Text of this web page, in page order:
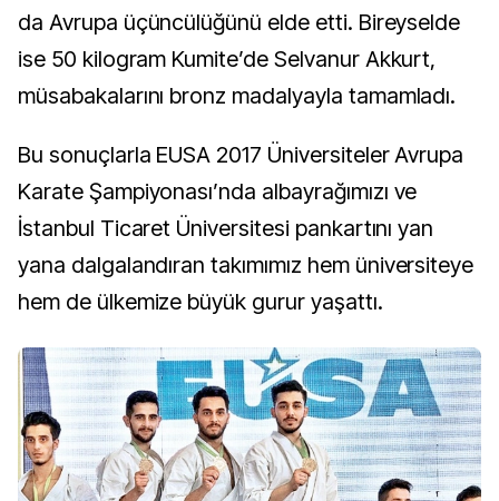
da Avrupa üçüncülüğünü elde etti. Bireyselde
ise 50 kilogram Kumite’de Selvanur Akkurt,
müsabakalarını bronz madalyayla tamamladı.
Bu sonuçlarla EUSA 2017 Üniversiteler Avrupa
Karate Şampiyonası’nda albayrağımızı ve
İstanbul Ticaret Üniversitesi pankartını yan
yana dalgalandıran takımımız hem üniversiteye
hem de ülkemize büyük gurur yaşattı.